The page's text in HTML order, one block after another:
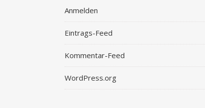
Anmelden
Eintrags-Feed
Kommentar-Feed
WordPress.org